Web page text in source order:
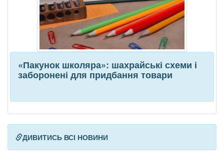
«Пакунок школяра»: шахрайські схеми і
заборонені для придбання товари
ДИВИТИСЬ ВСІ НОВИНИ